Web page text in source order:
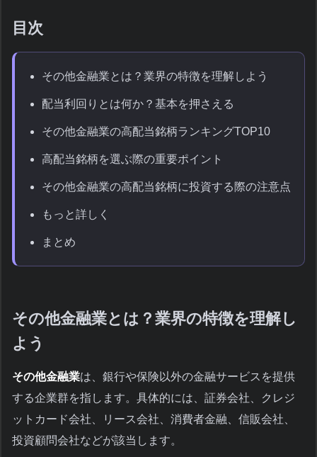
目次
その他金融業とは？業界の特徴を理解しよう
配当利回りとは何か？基本を押さえる
その他金融業の高配当銘柄ランキングTOP10
高配当銘柄を選ぶ際の重要ポイント
その他金融業の高配当銘柄に投資する際の注意点
もっと詳しく
まとめ
その他金融業とは？業界の特徴を理解し
よう
その他金融業は、銀行や保険以外の金融サービスを提供
する企業群を指します。具体的には、証券会社、クレジ
ットカード会社、リース会社、消費者金融、信販会社、
投資顧問会社などが該当します。